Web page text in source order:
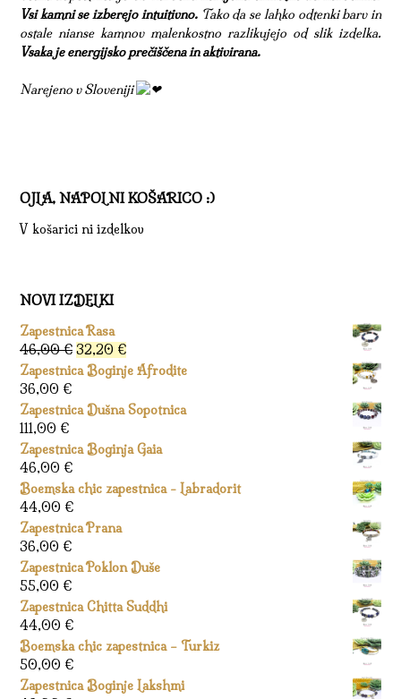
Vsi kamni se izberejo intuitivno.Tako da se lahko odtenki barv in
ostale nianse kamnov malenkostno razlikujejo od slik izdelka.
Vsaka je energijsko prečiščena in aktivirana.
Narejeno v Sloveniji
OJLA, NAPOLNI KOŠARICO :)
V košarici ni izdelkov
NOVI IZDELKI
Zapestnica Rasa
46,00€ Izvirna
cena
bila:
32,20 €Trenutna
cena
32,20 €.
Zapestnica Boginje Afrodite
36,00 €
Zapestnica Dušna Sopotnica
111,00 €
Zapestnica Boginja Gaia
46,00 €
Boemska chic zapestnica - Labradorit
44,00 €
Zapestnica Prana
36,00 €
Zapestnica Poklon Duše
55,00 €
Zapestnica Chitta Suddhi
44,00 €
Boemska chic zapestnica – Turkiz
50,00 €
Zapestnica Boginje Lakshmi